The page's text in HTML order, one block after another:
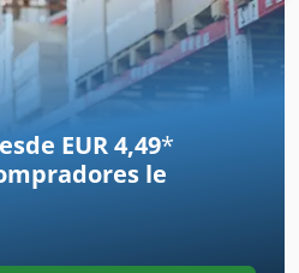
de 50HP y 1475 rpm. Peso:
1400 mm x 1900 mm.
EUR 4,49*
le